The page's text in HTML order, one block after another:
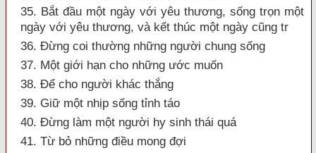
35. Bắt đầu một ngày với yêu thương, sống trọn một
ngày với yêu thương, và kết thúc một ngày cũng tr
36. Đừng coi thường những người chung sống
37. Một giới hạn cho những ước muốn
38. Để cho người khác thắng
39. Giữ một nhịp sống tỉnh táo
40. Đừng làm một người hy sinh thái quá
41. Từ bỏ những điều mong đợi